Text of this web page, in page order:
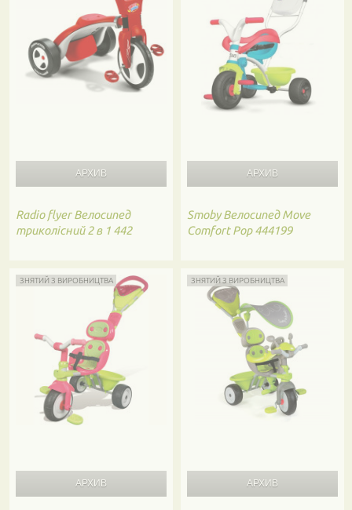
Radio flyer Велосипед
триколісний 2 в 1 442
Smoby Велосипед Move
Comfort Pop 444199
ЗНЯТИЙ З ВИРОБНИЦТВА ЗНЯТИЙ З ВИРОБНИЦТВА